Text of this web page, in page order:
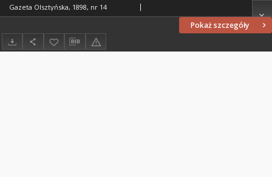
Pokaż szczegóły
Gazeta Olsztyńska, 1898, nr 14